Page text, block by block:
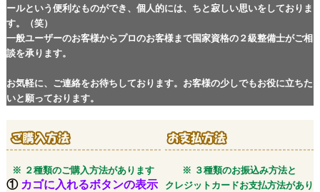
ールという便利なものができ、個人的には、ちと寂しい思いをしておりま
す。（笑）
一般ユーザーのお客様からプロのお客様まで国家資格の２級整備士がご相
談を承ります。
お気軽に、ご連絡をお待ちしております。お客様の少しでもお役に立ちた
いと願っております。
※ ２種類のご購入方法があります
※ ３種類のお振込み方法と
クレジットカードお支払方法があり
① カゴに入れるボタンの表示